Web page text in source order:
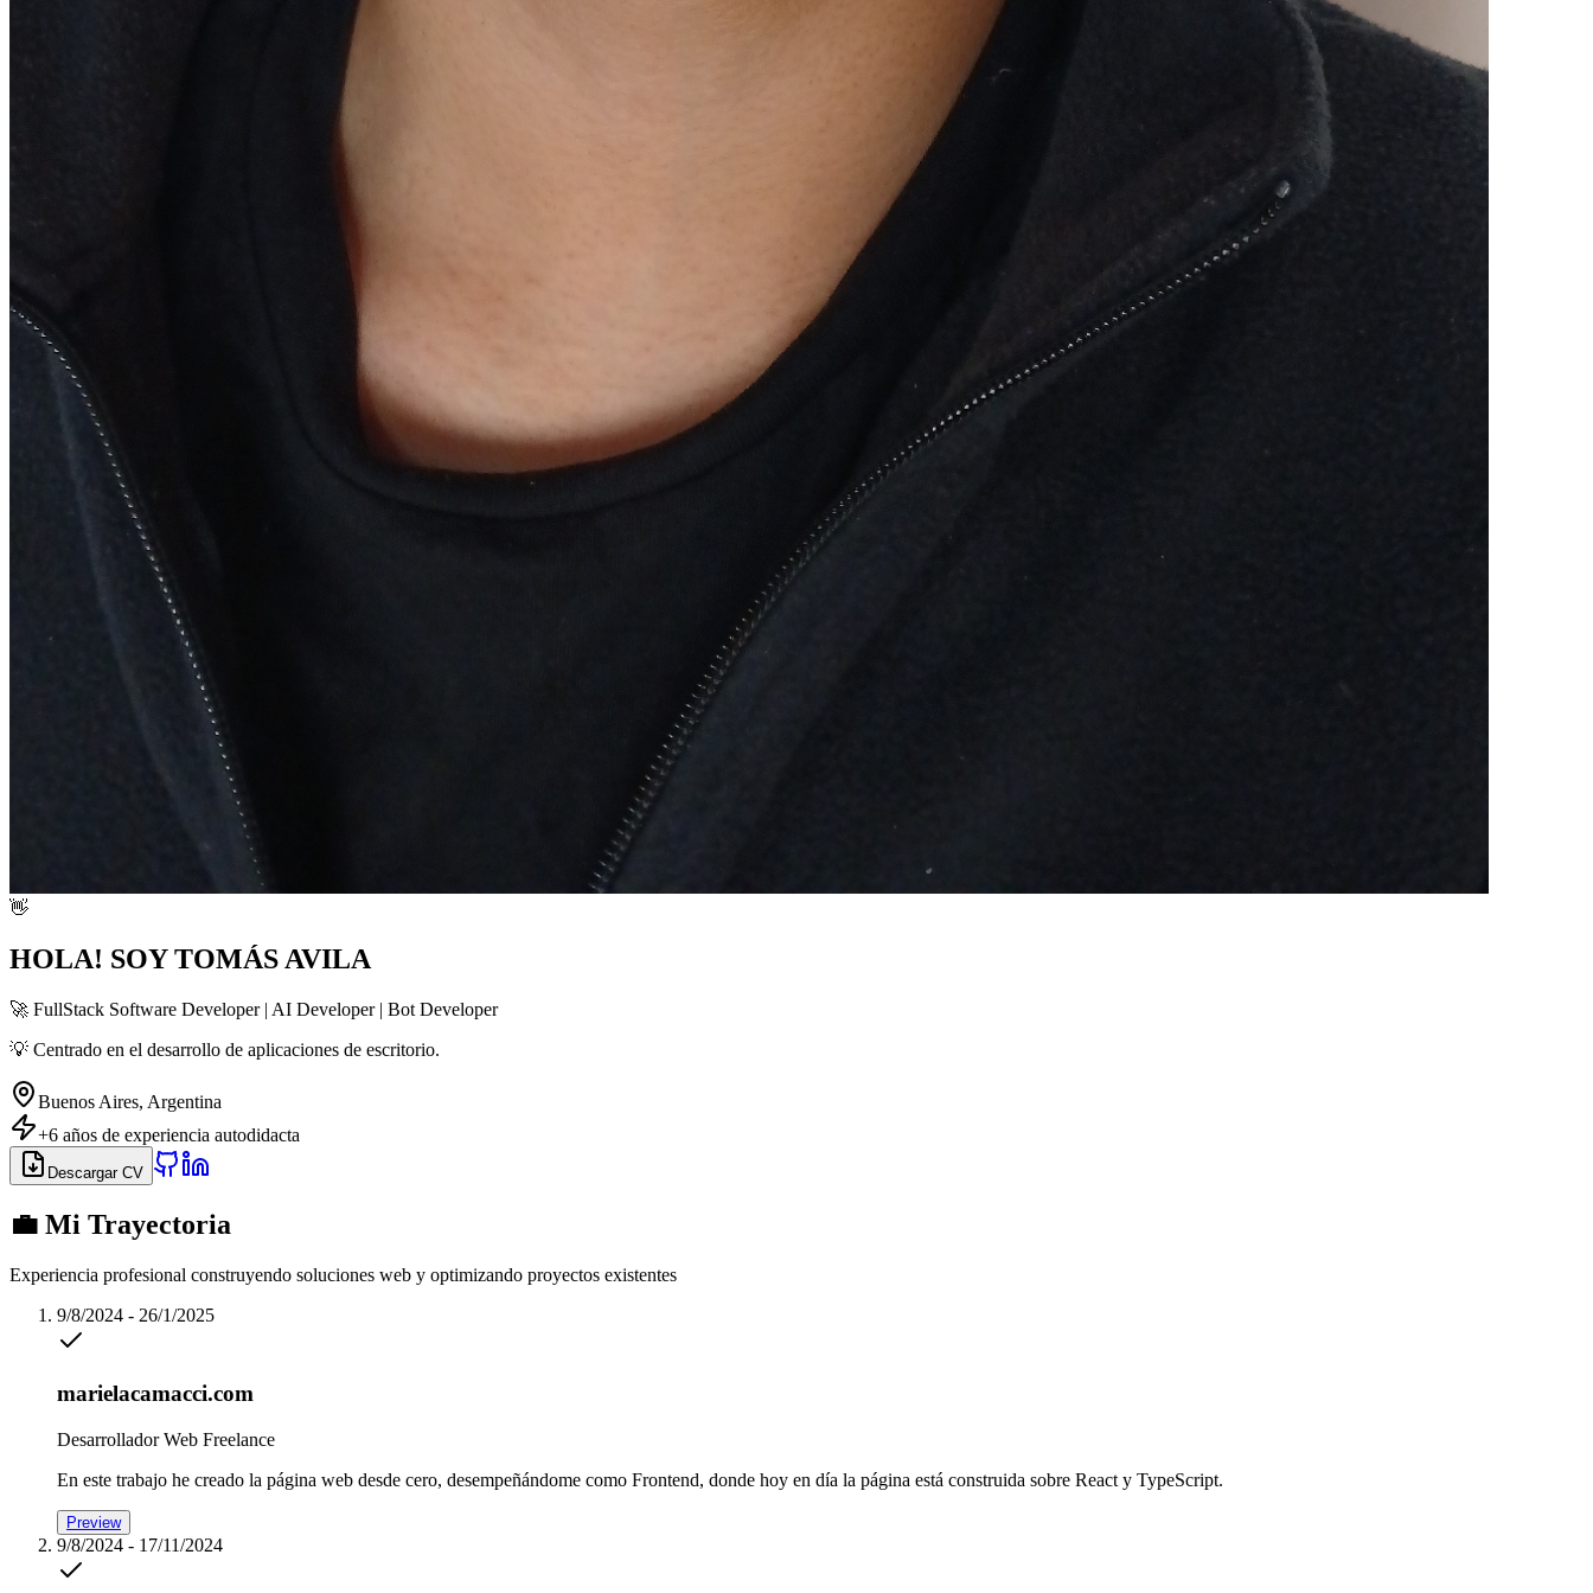
👋
HOLA! SOY TOMÁS AVILA
🚀 FullStack Software Developer | AI Developer | Bot Developer
💡 Centrado en el desarrollo de aplicaciones de escritorio.
Buenos Aires, Argentina
+6 años de experiencia autodidacta
Descargar CV
💼 Mi Trayectoria
Experiencia profesional construyendo soluciones web y optimizando proyectos existentes
9/8/2024 - 26/1/2025
marielacamacci.com
Desarrollador Web Freelance
En este trabajo he creado la página web desde cero, desempeñándome como Frontend, donde hoy en día la página está construida sobre React y TypeScript.
Preview
9/8/2024 - 17/11/2024